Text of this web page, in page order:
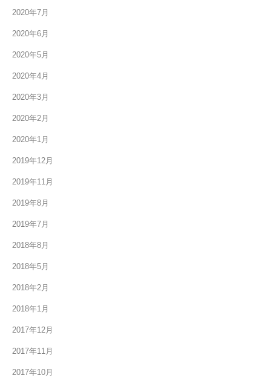
2020年7月
2020年6月
2020年5月
2020年4月
2020年3月
2020年2月
2020年1月
2019年12月
2019年11月
2019年8月
2019年7月
2018年8月
2018年5月
2018年2月
2018年1月
2017年12月
2017年11月
2017年10月